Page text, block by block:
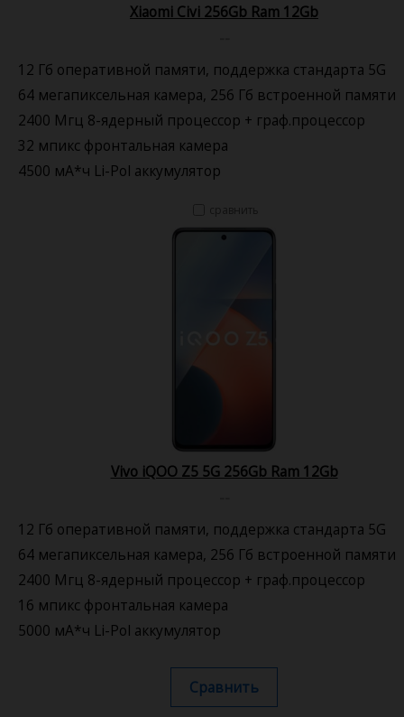
Xiaomi Civi 256Gb Ram 12Gb
12 Гб оперативной памяти, поддержка стандарта 5G
64 мегапиксельная камера, 256 Гб встроенной памяти
2400 Мгц 8-ядерный процессор + граф.процессор
32 мпикс фронтальная камера
4500 мА*ч Li-Pol аккумулятор
Vivo iQOO Z5 5G 256Gb Ram 12Gb
12 Гб оперативной памяти, поддержка стандарта 5G
64 мегапиксельная камера, 256 Гб встроенной памяти
2400 Мгц 8-ядерный процессор + граф.процессор
16 мпикс фронтальная камера
5000 мА*ч Li-Pol аккумулятор
Сравнить